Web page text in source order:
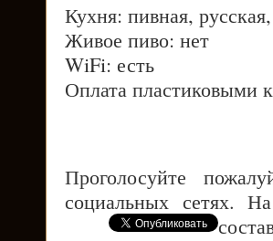
Кухня: пивная,
Живое пиво: нет
WiFi: есть
Оплата пластиковыми
Проголосуйте
социальных сетях.